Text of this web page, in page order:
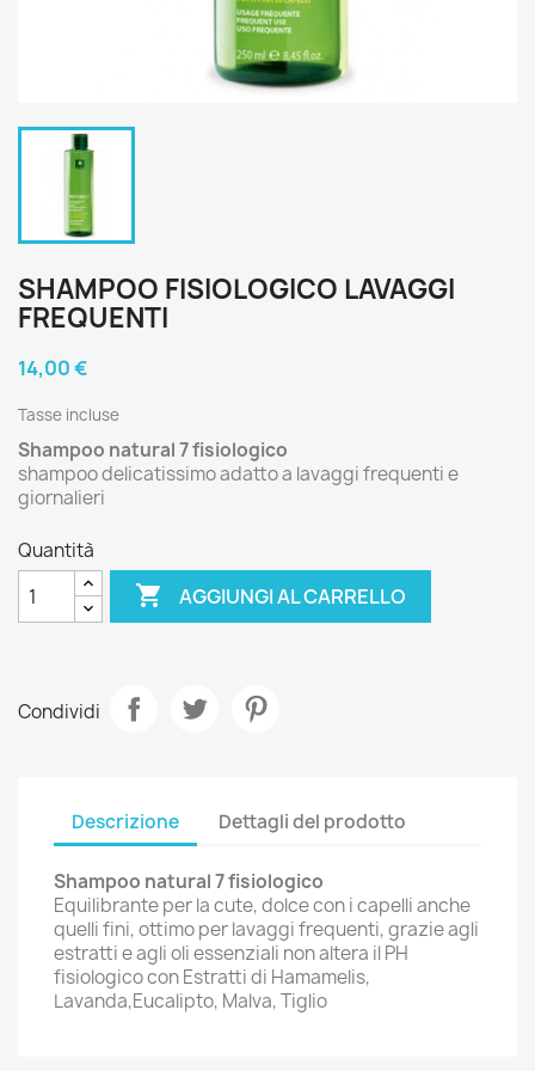
SHAMPOO FISIOLOGICO LAVAGGI
FREQUENTI
14,00 €
Tasse incluse
Shampoo natural 7 fisiologico
shampoo delicatissimo adatto a lavaggi frequenti e
giornalieri
Quantità
 AGGIUNGI AL CARRELLO
Condividi
Descrizione Dettagli del prodotto
Shampoo natural 7 fisiologico
Equilibrante per la cute, dolce con i capelli anche
quelli fini, ottimo per lavaggi frequenti, grazie agli
estratti e agli oli essenziali non altera il PH
fisiologico con Estratti di Hamamelis,
Lavanda,Eucalipto, Malva, Tiglio